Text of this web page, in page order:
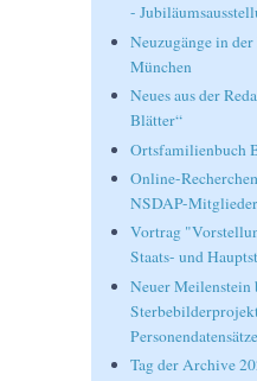
-
Neuzugänge in
München
Neues aus der
Blätter“
Ortsfamilienbuch
Online-
NSDAP-
Vortrag
Staats- und
Neuer
Personendatensätze
Tag der Archive